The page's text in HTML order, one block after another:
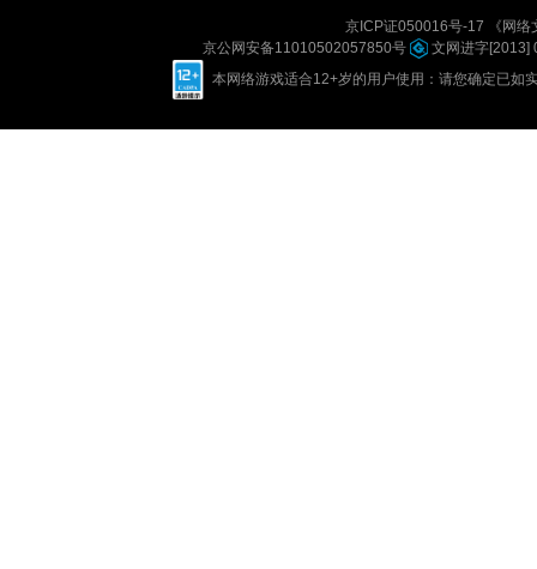
京ICP证050016号-17
《网
京公网安备11010502057850号
文网进字[2013]
本网络游戏适合12+岁的用户使用：请您确定已如